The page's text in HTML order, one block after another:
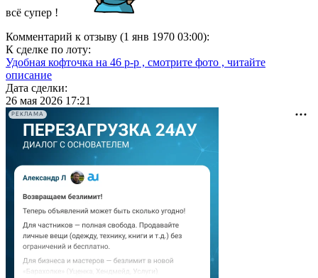
всё супер !
Комментарий к отзыву (1 янв 1970 03:00):
К сделке по лоту:
Удобная кофточка на 46 р-р , смотрите фото , читайте
описание
Дата сделки:
26 мая 2026 17:21
РЕКЛАМА